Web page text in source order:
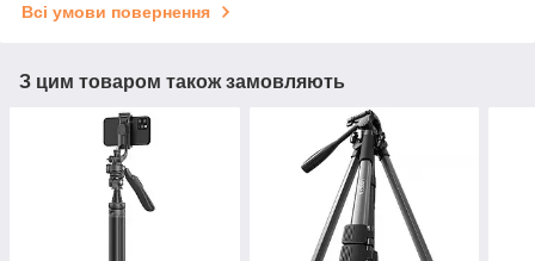
Всі умови повернення
З цим товаром також замовляють